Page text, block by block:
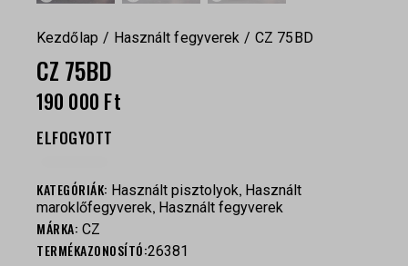
Kezdőlap Használt fegyverek CZ 75BD
CZ 75BD
190 000 Ft
ELFOGYOTT
KATEGÓRIÁK: Használt pisztolyok, Használt
maroklőfegyverek, Használt fegyverek
MÁRKA: CZ
TERMÉKAZONOSÍTÓ:26381